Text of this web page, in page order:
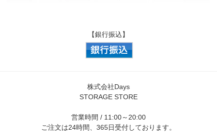
【銀行振込】
株式会社Days
STORAGE STORE
営業時間 / 11:00～20:00
ご注文は24時間、365日受付しております。